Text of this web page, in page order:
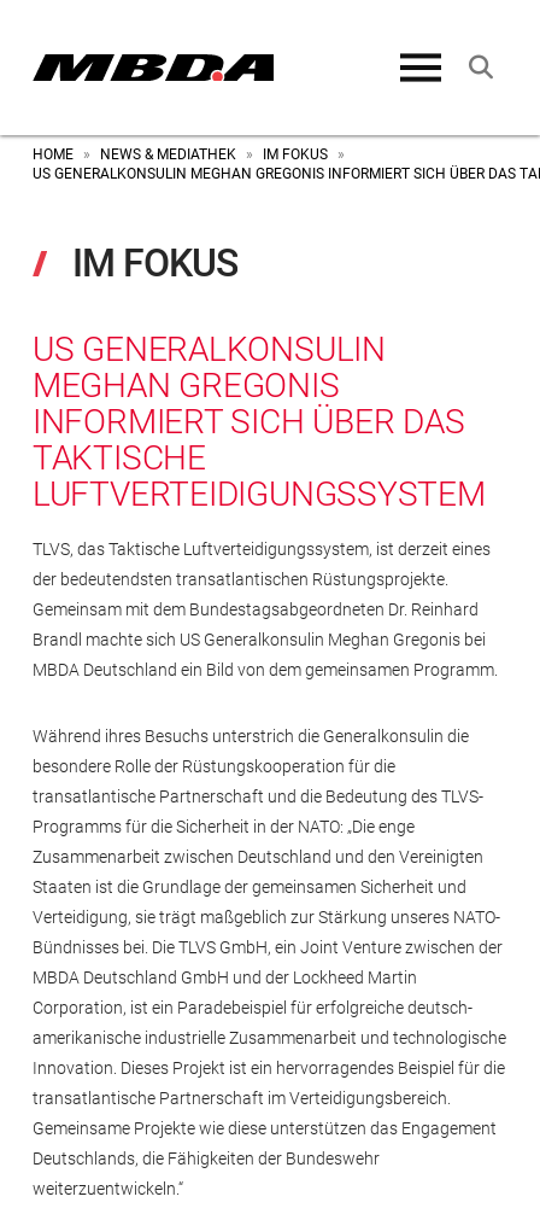
HOME » NEWS & MEDIATHEK » IM FOKUS
»
US GENERALKONSULIN MEGHAN GREGONIS INFORMIERT SICH ÜBER DAS
IM FOKUS
US GENERALKONSULIN
MEGHAN GREGONIS
INFORMIERT SICH ÜBER DAS
TAKTISCHE
LUFTVERTEIDIGUNGSSYSTEM
TLVS, das Taktische Luftverteidigungssystem, ist derzeit eines
der bedeutendsten transatlantischen Rüstungsprojekte.
Gemeinsam mit dem Bundestagsabgeordneten Dr. Reinhard
Brandl machte sich US Generalkonsulin Meghan Gregonis bei
MBDA Deutschland ein Bild von dem gemeinsamen Programm.
Während ihres Besuchs unterstrich die Generalkonsulin die
besondere Rolle der Rüstungskooperation für die
transatlantische Partnerschaft und die Bedeutung des TLVS-
Programms für die Sicherheit in der NATO: „Die enge
Zusammenarbeit zwischen Deutschland und den Vereinigten
Staaten ist die Grundlage der gemeinsamen Sicherheit und
Verteidigung, sie trägt maßgeblich zur Stärkung unseres NATO-
Bündnisses bei. Die TLVS GmbH, ein Joint Venture zwischen der
MBDA Deutschland GmbH und der Lockheed Martin
Corporation, ist ein Paradebeispiel für erfolgreiche deutsch-
amerikanische industrielle Zusammenarbeit und technologische
Innovation. Dieses Projekt ist ein hervorragendes Beispiel für die
transatlantische Partnerschaft im Verteidigungsbereich.
Gemeinsame Projekte wie diese unterstützen das Engagement
Deutschlands, die Fähigkeiten der Bundeswehr
weiterzuentwickeln.“